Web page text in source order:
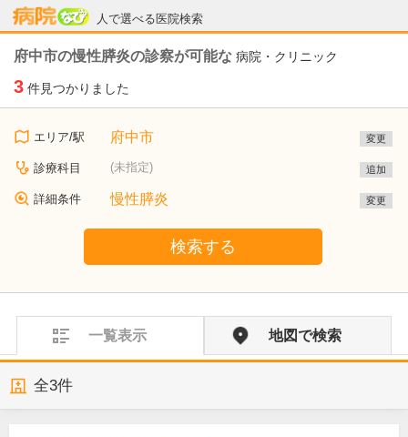
人で選べる医院検索
病院なび
府中市の慢性膵炎の診察が可能な 病院・クリニック
3 件見つかりました
エリア/駅 府中市 変更
診療科目 (未指定) 追加
詳細条件 慢性膵炎 変更
検索する
一覧表示 地図で検索
全3件